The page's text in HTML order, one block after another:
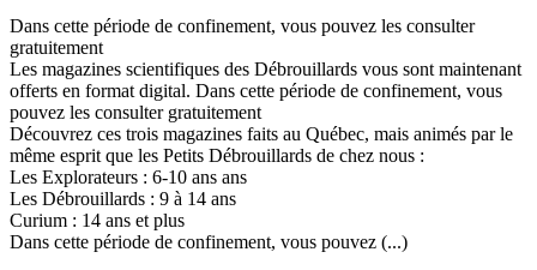
Dans cette période de confinement, vous pouvez les consulter
gratuitement
Les magazines scientifiques des Débrouillards vous sont maintenant
offerts en format digital. Dans cette période de confinement, vous
pouvez les consulter gratuitement
Découvrez ces trois magazines faits au Québec, mais animés par le
même esprit que les Petits Débrouillards de chez nous :
Les Explorateurs : 6-10 ans ans
Les Débrouillards : 9 à 14 ans
Curium : 14 ans et plus
Dans cette période de confinement, vous pouvez (...)